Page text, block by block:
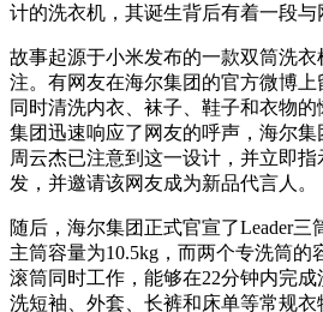
计的洗衣机，其诞生背后有着一段与
故事起源于小米发布的一款双筒洗
注。有网友在海尔集团的官方微博
同时清洗内衣、袜子、鞋子和衣物
集团迅速响应了网友的呼声，海尔
周云杰已注意到这一设计，并立即
发，并邀请该网友成为新品代言人。
随后，海尔集团正式官宣了Leader
主筒容量为10.5kg，而两个专洗筒的
滚筒同时工作，能够在22分钟内完
洗短袖、外套、长裤和床单等常规衣